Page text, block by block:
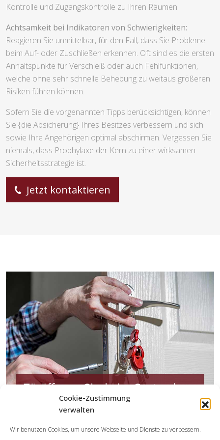
Cookie-Zustimmung
verwalten
Wir benutzen Cookies, um unsere Webseite und Dienste zu verbessern.
Kontrolle und Zugangskontrolle zu Ihren Räumen.
Achtsamkeit bei Indikatoren von Schwierigkeiten:
Reagieren Sie unmittelbar, für den Fall, dass Sie Probleme
beim Auf- oder Zuschließen erkennen. Oft sind es die ersten
Anhaltspunkte für Verschleiß oder auch Fehlfunktionen,
welche ohne sehr schnelle Behebung zu weitaus größeren
Risiken führen können.
Sofern Sie die vorgenannten Tipps berücksichtigen, können
Sie {die Absicherung} Ihres Besitzes verbessern und sich
sowie Ihre Angehörigen optimal abschirmen. Vergessen Sie
niemals, dass Prophylaxe der Kern zu einer wirksamen
Sicherheitsstrategie ist.
Jetzt kontaktieren
Welche Tätigkeiten erledigen die Partner der